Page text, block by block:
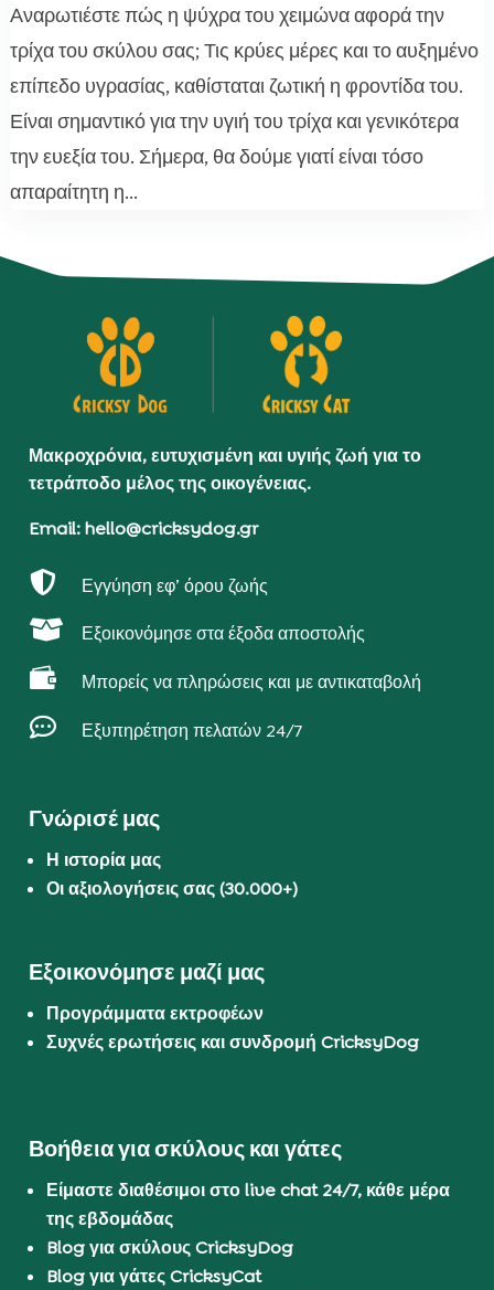
Αναρωτιέστε πώς η ψύχρα του χειμώνα αφορά την
τρίχα του σκύλου σας; Τις κρύες μέρες και το αυξημένο
επίπεδο υγρασίας, καθίσταται ζωτική η φροντίδα του.
Είναι σημαντικό για την υγιή του τρίχα και γενικότερα
την ευεξία του. Σήμερα, θα δούμε γιατί είναι τόσο
απαραίτητη η...
Μακροχρόνια, ευτυχισμένη και υγιής ζωή για το
τετράποδο μέλος της οικογένειας.
Email: hello@cricksydog.gr
 Εγγύηση εφ’ όρου ζωής
 Εξοικονόμησε στα έξοδα αποστολής
 Μπορείς να πληρώσεις και με αντικαταβολή
 Εξυπηρέτηση πελατών 24/7
Γνώρισέ μας
Η ιστορία μας
Οι αξιολογήσεις σας (30.000+)
Εξοικονόμησε μαζί μας
Προγράμματα εκτροφέων
Συχνές ερωτήσεις και συνδρομή CricksyDog
Βοήθεια για σκύλους και γάτες
Είμαστε διαθέσιμοι στο live chat 24/7, κάθε μέρα
της εβδομάδας
Blog για σκύλους CricksyDog
Blog για γάτες CricksyCat